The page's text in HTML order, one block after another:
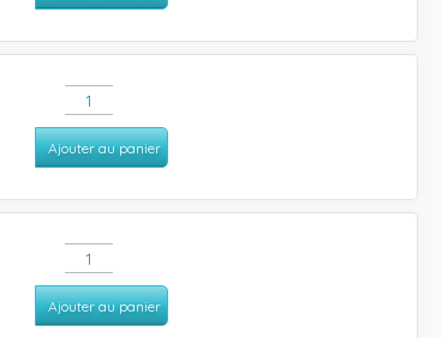
Ajouter au panier
Ajouter au panier